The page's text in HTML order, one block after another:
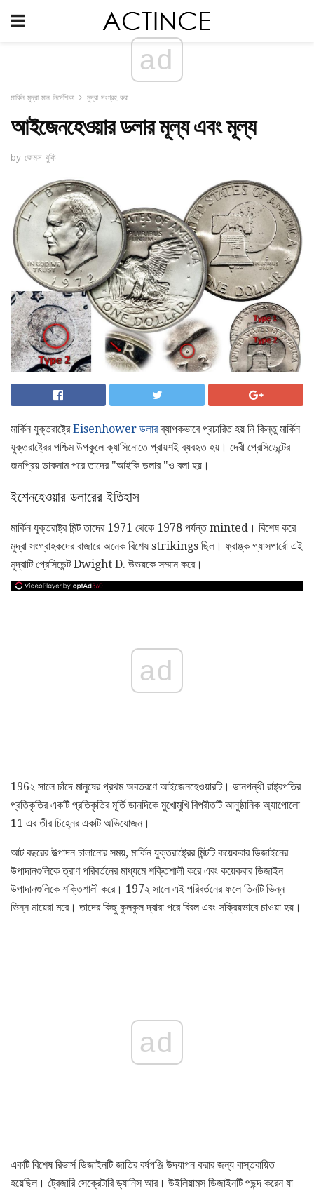
ad
মার্কিন মুদ্রা মান নির্দেশিকা মুদ্রা সংগ্রহ করা
আইজেনহেওয়ার ডলার মূল্য এবং মূল্য
by জেমস বুকি
মার্কিন যুক্তরাষ্ট্রেEisenhower ডলারব্যাপকভাবে প্রচারিত হয় নি কিন্তু মার্কিন
যুক্তরাষ্ট্রের পশ্চিম উপকূলে ক্যাসিনোতে প্রায়শই ব্যবহৃত হয়। দেরী প্রেসিডেন্টের
জনপ্রিয় ডাকনাম পরে তাদের "আইকি ডলার "ও বলা হয়।
ইশেনহেওয়ার ডলারের ইতিহাস
মার্কিন যুক্তরাষ্ট্র মিন্ট তাদের 1971 থেকে 1978 পর্যন্ত minted। বিশেষ করে
মুদ্রা সংগ্রাহকদের বাজারে অনেক বিশেষ strikings ছিল। ফ্রাঙ্ক গ্যাসপার্রো এই
মুদ্রাটি প্রেসিডেন্ট Dwight D. উভয়কে সম্মান করে।
ad
196২ সালে চাঁদে মানুষের প্রথম অবতরণে আইজেনহেওয়ারটি। ডানপন্থী রাষ্ট্রপতির
প্রতিকৃতির একটি প্রতিকৃতির মূর্তি ডানদিকে মুখোমুখি বিপরীতটি আনুষ্ঠানিক অ্যাপোলো
11 এর তীর চিহ্নের একটি অভিযোজন।
আট বছরের উত্পাদন চালানোর সময়, মার্কিন যুক্তরাষ্ট্রের মিন্টটি কয়েকবার ডিজাইনের
উপাদানগুলিকে ত্রাণ পরিবর্তনের মাধ্যমে শক্তিশালী করে এবং কয়েকবার ডিজাইন
উপাদানগুলিকে শক্তিশালী করে। 197২ সালে এই পরিবর্তনের ফলে তিনটি ভিন্ন
ভিন্ন মায়েরা মরে। তাদের কিছু কুলকুল দ্বারা পরে বিরল এবং সক্রিয়ভাবে চাওয়া হয়।
ad
একটি বিশেষ রিভার্স ডিজাইনটি জাতির বর্ষপঞ্জি উদযাপন করার জন্য বাস্তবায়িত
হয়েছিল। ট্রেজারি সেক্রেটারি ড্যানিস আর। উইলিয়ামস ডিজাইনটি পছন্দ করেন যা